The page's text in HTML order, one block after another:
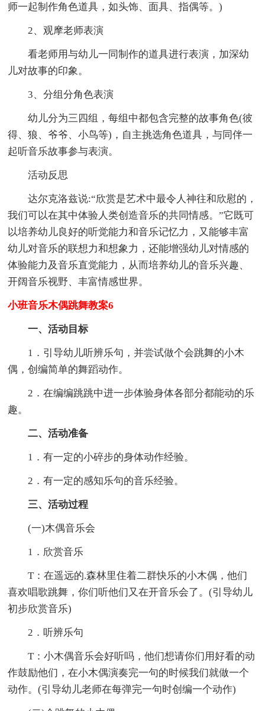
师一起制作角色道具，如头饰、面具、指偶等。)
2、观摩老师表演
看老师用与幼儿一同制作的道具进行表演，加深幼
儿对故事的印象。
3、分组分角色表演
幼儿分为三四组，每组中都包含完整的故事角色(彼
得、狼、爷爷、小鸟等)，自主挑选角色道具，与同伴一
起听音乐故事参与表演。
活动反思
达尔克洛兹说:“欣赏是艺术中最令人神往和欣慰的，
我们可以在其中体验人类创造音乐的共同情感。”它既可
以培养幼儿良好的听觉能力和音乐记忆力，又能够丰富
幼儿对音乐的联想力和想象力，还能增强幼儿对情感的
体验能力及音乐直觉能力，从而培养幼儿的音乐兴趣、
开阔音乐视野、丰富情感世界。
小班音乐木偶跳舞教案6
一、活动目标
1．引导幼儿听辨乐句，并尝试做个会跳舞的小木
偶，创编简单的舞蹈动作。
2．在编编跳跳中进一步体验身体各部分都能动的乐
趣。
二、活动准备
1．有一定的小碎步的身体动作经验。
2．有一定的感知乐句的音乐经验。
三、活动过程
(一)木偶音乐会
1．欣赏音乐
T：在遥远的.森林里住着二群快乐的小木偶，他们
喜欢唱歌跳舞，你们听他们又在开音乐会了。(引导幼儿
初步欣赏音乐)
2．听辨乐句
T：小木偶音乐会好听吗，他们想请你们用好看的动
作鼓励他们，在小木偶演奏完一句的时候我们就做一个
动作。(引导幼儿老师在每弹完一句时创编一个动作)